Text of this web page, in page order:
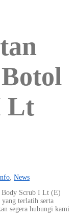
Lt
, News
Body Scrub I Lt (E)
terlatih serta
segera hubungi kami